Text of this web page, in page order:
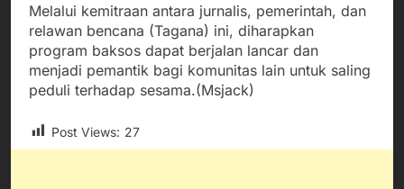
Melalui kemitraan antara jurnalis, pemerintah, dan
relawan bencana (Tagana) ini, diharapkan
program baksos dapat berjalan lancar dan
menjadi pemantik bagi komunitas lain untuk saling
peduli terhadap sesama.(Msjack)
Post Views: 27